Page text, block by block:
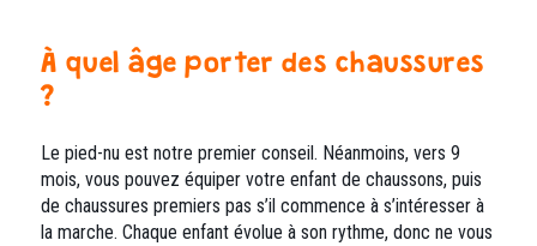
À quel âge porter des chaussures
?
Le pied-nu est notre premier conseil. Néanmoins, vers 9
mois, vous pouvez équiper votre enfant de chaussons, puis
de chaussures premiers pas s’il commence à s’intéresser à
la marche. Chaque enfant évolue à son rythme, donc ne vous